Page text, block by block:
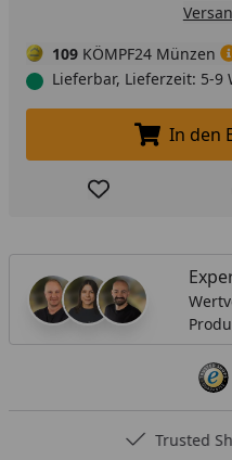
109 KÖMPF24 Münzen
Lieferbar, Lieferzeit: 5-
In den
Produkt zur
Trusted